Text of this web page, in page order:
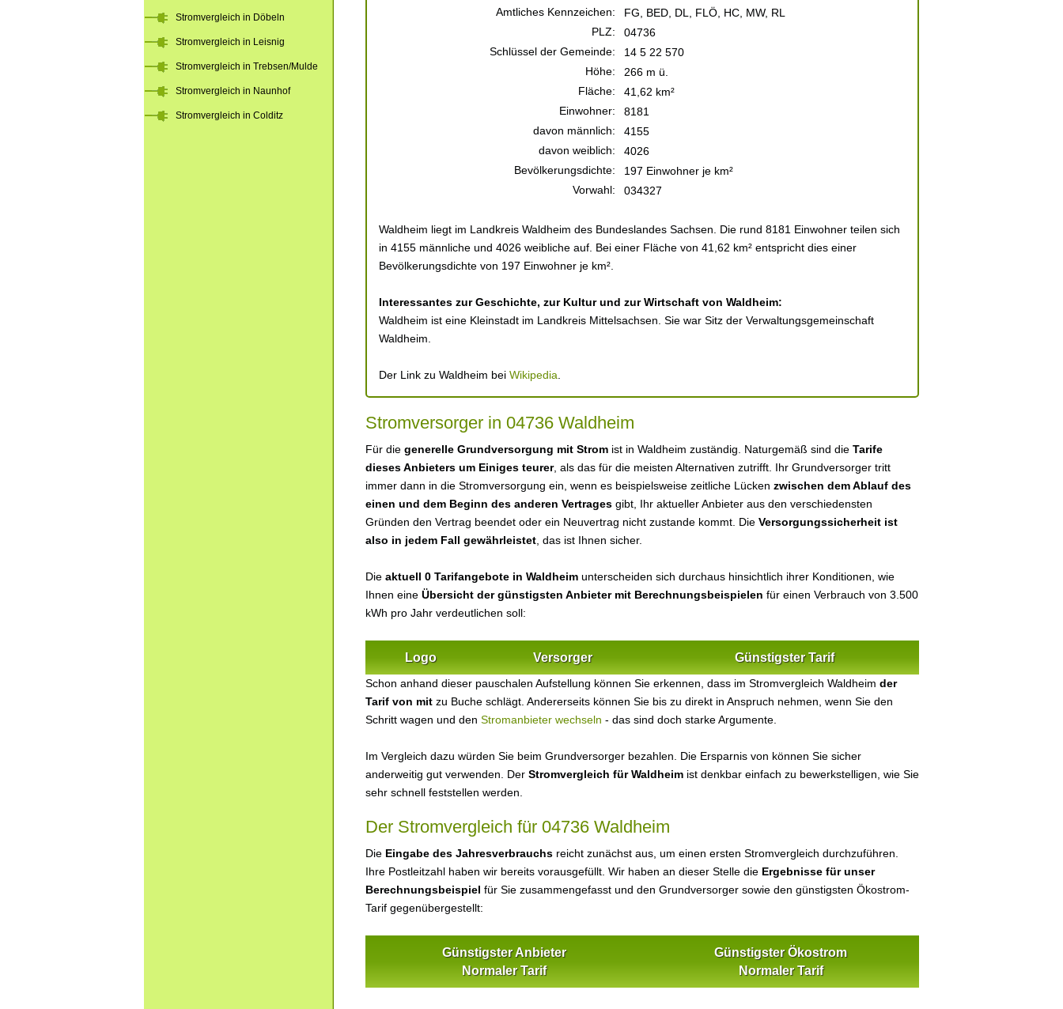
Amtliches Kennzeichen:
FG, BED, DL, FLÖ, HC, MW, RL
PLZ:
04736
Schlüssel der Gemeinde:
14 5 22 570
Höhe:
266 m ü.
Fläche:
41,62 km²
Einwohner:
8181
davon männlich:
4155
davon weiblich:
4026
Bevölkerungsdichte:
197 Einwohner je km²
Vorwahl:
034327
Waldheim liegt im Landkreis Waldheim des Bundeslandes Sachsen. Die rund 8181 Einwohner teilen sich
in 4155 männliche und 4026 weibliche auf. Bei einer Fläche von 41,62 km² entspricht dies einer
Bevölkerungsdichte von 197 Einwohner je km².
Interessantes zur Geschichte, zur Kultur und zur Wirtschaft von Waldheim:
Waldheim ist eine Kleinstadt im Landkreis Mittelsachsen. Sie war Sitz der Verwaltungsgemeinschaft
Waldheim.
Der Link zu Waldheim bei Wikipedia
Stromversorger in 04736 Waldheim
Für die generelle Grundversorgung mit Strom ist in Waldheim zuständig. Naturgemäß sind die Tarife
dieses Anbieters um Einiges teurer, als das für die meisten Alternativen zutrifft. Ihr Grundversorger tritt
immer dann in die Stromversorgung ein, wenn es beispielsweise zeitliche Lücken zwischen dem Ablauf des
einen und dem Beginn des anderen Vertrages gibt, Ihr aktueller Anbieter aus den verschiedensten
Gründen den Vertrag beendet oder ein Neuvertrag nicht zustande kommt. Die Versorgungssicherheit ist
also in jedem Fall gewährleistet , das ist Ihnen sicher.
Die aktuell 0 Tarifangebote in Waldheim unterscheiden sich durchaus hinsichtlich ihrer Konditionen, wie
Ihnen eine Übersicht der günstigsten Anbieter mit Berechnungsbeispielen für einen Verbrauch von 3.500
kWh pro Jahr verdeutlichen soll:
Logo Versorger Günstigster Tarif
Schon anhand dieser pauschalen Aufstellung können Sie erkennen, dass im Stromvergleich Waldheim der
Tarif von mit zu Buche schlägt. Andererseits können Sie bis zu direkt in Anspruch nehmen, wenn Sie den
Schritt wagen und den Stromanbieter wechseln - das sind doch starke Argumente.
Im Vergleich dazu würden Sie beim Grundversorger bezahlen. Die Ersparnis von können Sie sicher
anderweitig gut verwenden. Der Stromvergleich für Waldheim ist denkbar einfach zu bewerkstelligen, wie Sie
sehr schnell feststellen werden.
Der Stromvergleich für 04736 Waldheim
Die Eingabe des Jahresverbrauchs reicht zunächst aus, um einen ersten Stromvergleich durchzuführen.
Ihre Postleitzahl haben wir bereits vorausgefüllt. Wir haben an dieser Stelle die Ergebnisse für unser
Berechnungsbeispiel für Sie zusammengefasst und den Grundversorger sowie den günstigsten Ökostrom-
Tarif gegenübergestellt:
Günstigster Anbieter
Normaler Tarif
Günstigster Ökostrom
Normaler Tarif
Stromvergleich in Döbeln
Stromvergleich in Leisnig
Stromvergleich in Trebsen/Mulde
Stromvergleich in Naunhof
Stromvergleich in Colditz